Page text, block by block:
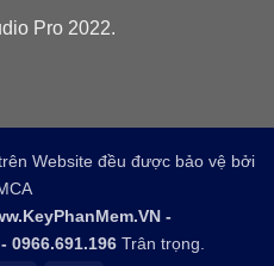
Pro 2022.
Website đều được bảo vệ bởi
-
0966.691.196 Trân trọng.